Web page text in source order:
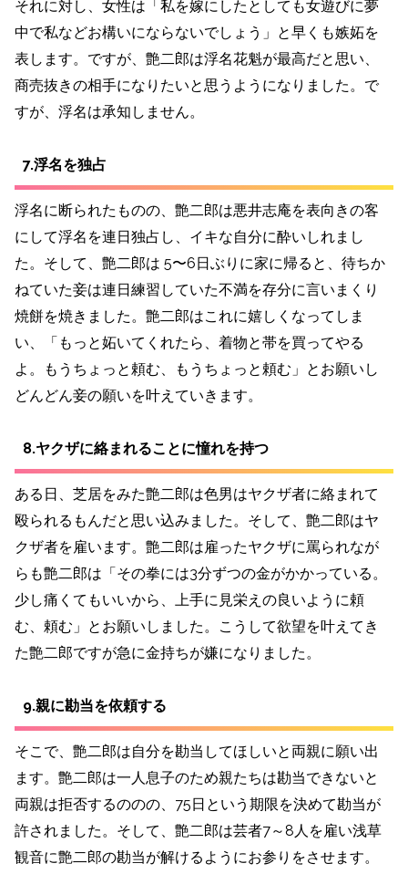
それに対し、女性は「私を嫁にしたとしても女遊びに夢
中で私などお構いにならないでしょう」と早くも嫉妬を
表します。ですが、艶二郎は浮名花魁が最高だと思い、
商売抜きの相手になりたいと思うようになりました。で
すが、浮名は承知しません。
7.浮名を独占
浮名に断られたものの、艶二郎は悪井志庵を表向きの客
にして浮名を連日独占し、イキな自分に酔いしれまし
た。そして、艶二郎は 5〜6日ぶりに家に帰ると、待ちか
ねていた妾は連日練習していた不満を存分に言いまくり
焼餅を焼きました。艶二郎はこれに嬉しくなってしま
い、「もっと妬いてくれたら、着物と帯を買ってやる
よ。もうちょっと頼む、もうちょっと頼む」とお願いし
どんどん妾の願いを叶えていきます。
8.ヤクザに絡まれることに憧れを持つ
ある日、芝居をみた艶二郎は色男はヤクザ者に絡まれて
殴られるもんだと思い込みました。 そして、艶二郎はヤ
クザ者を雇います。艶二郎は雇ったヤクザに罵られなが
らも艶二郎は「その拳には3分ずつの金がかかっている。
少し痛くてもいいから、上手に見栄えの良いように頼
む、頼む」とお願いしました。こうして欲望を叶えてき
た艶二郎ですが急に金持ちが嫌になりました。
9.親に勘当を依頼する
そこで、艶二郎は自分を勘当してほしいと両親に願い出
ます。艶二郎は一人息子のため親たちは勘当できないと
両親は拒否するののの、75日という期限を決めて勘当が
許されました。そして、艶二郎は芸者7～8人を雇い浅草
観音に艶二郎の勘当が解けるようにお参りをさせます。